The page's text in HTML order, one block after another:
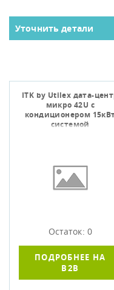
Уточнить детали
ITK by Utilex дата-
микро 42U с
кондиционером
системой
Остаток: 0
ПОДРОБНЕЕ НА
B2B